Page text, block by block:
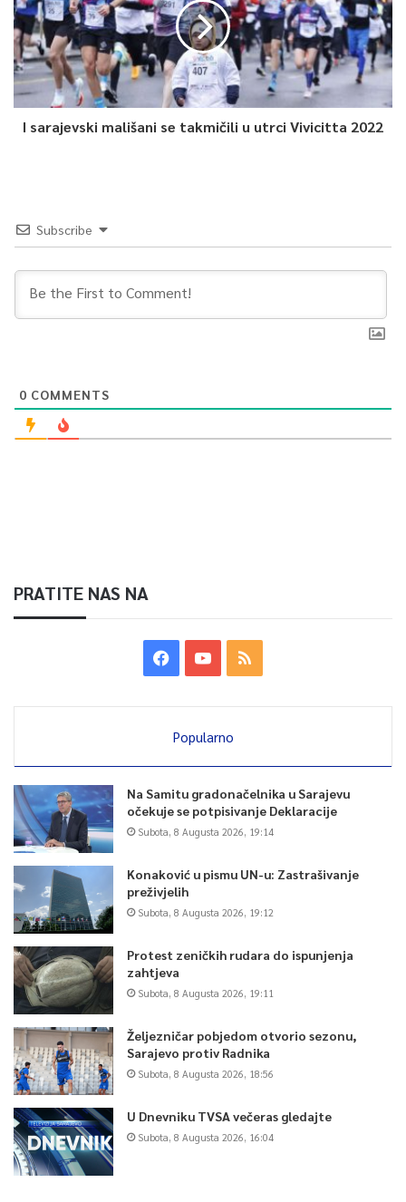
I sarajevski mališani se takmičili u utrci Vivicitta 2022
Subscribe
0 COMMENTS
PRATITE NAS NA
Popularno
Na Samitu gradonačelnika u Sarajevu
očekuje se potpisivanje Deklaracije
Subota, 8 Augusta 2026, 19:14
Konaković u pismu UN-u: Zastrašivanje
preživjelih
Subota, 8 Augusta 2026, 19:12
Protest zeničkih rudara do ispunjenja
zahtjeva
Subota, 8 Augusta 2026, 19:11
Željezničar pobjedom otvorio sezonu,
Sarajevo protiv Radnika
Subota, 8 Augusta 2026, 18:56
U Dnevniku TVSA večeras gledajte
Subota, 8 Augusta 2026, 16:04